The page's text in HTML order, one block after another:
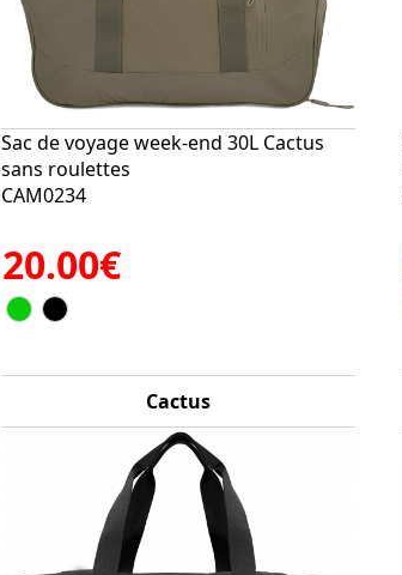
Sac de voyage week-end 30L Cactus
sans roulettes
CAM0234
20.00€
Cactus